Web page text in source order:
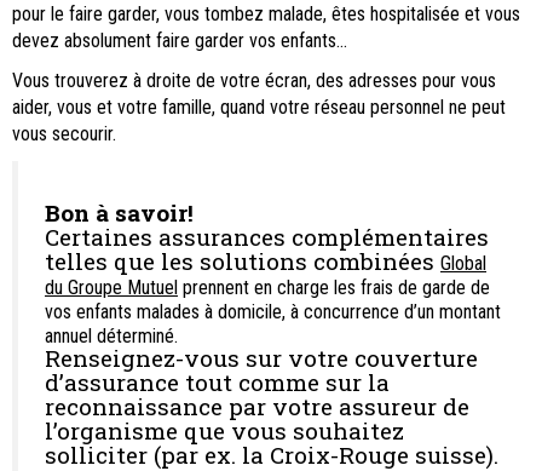
pour le faire garder, vous tombez malade, êtes hospitalisée et vous
devez absolument faire garder vos enfants...
Vous trouverez à droite de votre écran, des adresses pour vous
aider, vous et votre famille, quand votre réseau personnel ne peut
vous secourir.
Bon à savoir!
Certaines assurances complémentaires
telles que les solutions combinées Global
du Groupe Mutuel prennent en charge les frais de garde de
vos enfants malades à domicile, à concurrence d’un montant
annuel déterminé.
Renseignez-vous sur votre couverture
d’assurance tout comme sur la
reconnaissance par votre assureur de
l’organisme que vous souhaitez
solliciter (par ex. la Croix-Rouge suisse).